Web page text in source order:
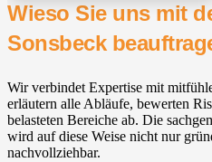
Wieso Sie uns mit
Sonsbeck
Wir verbindet Expertise mit
erläutern alle Abläufe, bewerten
belasteten Bereiche ab. Die
wird auf diese Weise nicht nur
nachvollziehbar.